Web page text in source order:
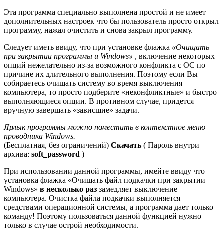
Эта программа специально выполнена простой и не имеет
дополнительных настроек что бы пользователь просто открыл
программу, нажал очистить и снова закрыл программу.
Следует иметь ввиду, что при установке флажка «Очищать
при закрытии программы и Windows» , включение некоторых
опций нежелательно из-за возможного конфликта с ОС по
причине их длительного выполнения. Поэтому если Вы
собираетесь очищать систему во время выключения
компьютера, то просто подберите «неконфликтные» и быстро
выполняющиеся опции. В противном случае, придется
вручную завершать «зависшие» задачи.
Ярлык программы можно поместить в контекстное меню
проводника Windows.
(Бесплатная, без ограничений) Скачать ( Пароль внутри
архива: soft_password )
При использовании данной программы, имейте ввиду что
установка флажка «Очищать файл подкачки при закрытии
Windows» в несколько раз замедляет выключение
компьютера. Очистка файла подкачки выполняется
средствами операционной системы, а программа дает только
команду! Поэтому пользоваться данной функцией нужно
только в случае острой необходимости.